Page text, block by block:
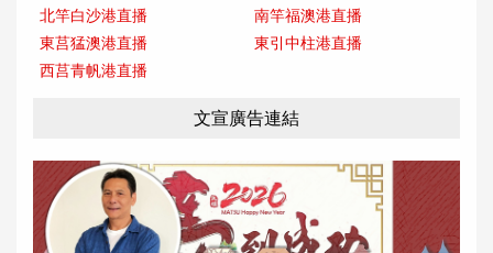
北竿白沙港直播
南竿福澳港直播
東莒猛澳港直播
東引中柱港直播
西莒青帆港直播
文宣廣告連結